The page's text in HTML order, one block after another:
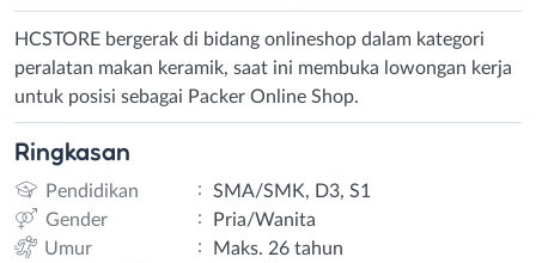
HCSTORE bergerak di bidang onlineshop dalam kategori
peralatan makan keramik, saat ini membuka lowongan kerja
untuk posisi sebagai Packer Online Shop.
Ringkasan
Pendidikan :
SMA/SMK, D3, S1
Gender
:
Pria/Wanita
Umur
:
Maks. 26 tahun